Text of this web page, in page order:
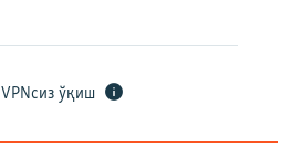
VPNсиз ўқиш